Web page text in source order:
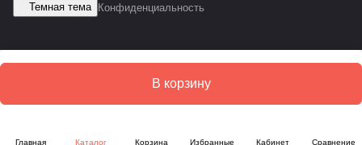
В корзину
Главная Каталог Корзина Избранные Кабинет Сравнение
Темная тема
Конфиденциальность